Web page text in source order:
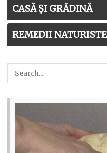
CASĂ ȘI GRĂDINĂ
REMEDII NATURISTE